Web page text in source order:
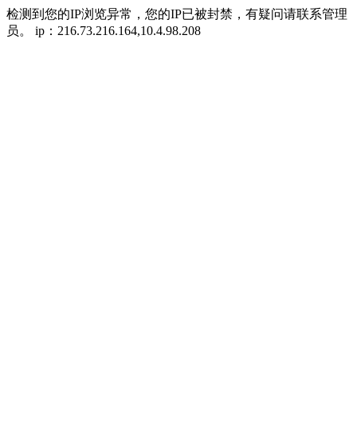
检测到您的IP浏览异常，您的IP已被封禁，有疑问请联系管理
员。 ip：216.73.216.164,10.4.98.208